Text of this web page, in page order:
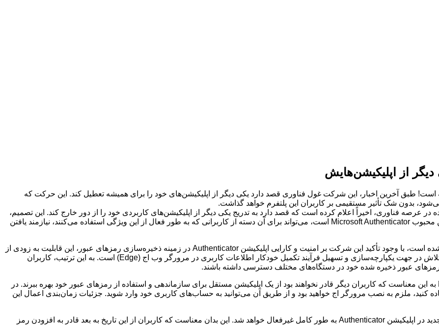
از اپلیکیشن‌هایش
طبق آخرین اخبار، این شرکت غول فناوری قصد دارد یکی دیگر از اپلیکیشن‌های خود را برای همیشه تعطیل کند. این حرکت که
بدون شک تأثیر مستقیمی بر کاربران این پلتفرم خواهد گذاشت.
فناوری، اخیراً اعلام کرده است که قصد دارد به تدریج یکی دیگر از اپلیکیشن‌های کاربردی خود را از دور خارج کند. این تصمیم،
که مربوط به توقف پشتیبانی از قابلیت مدیریت رمز عبور در اپلیکیشن محبوب Microsoft Authenticator است، می‌تواند برای آن دسته از کاربرانی که به طور فعال از این ویژگی استفاده می‌کنند، نیازمند یافتن
مطابق با اطلاعیه‌ای که از سوی واحد پشتیبانی مایکروسافت منتشر شده است، با وجود تأکید این شرکت بر امنیت و کارایی اپلیکیشن Authenticator در زمینه ذخیره‌سازی رمزهای عبور، این قابلیت به زودی از
این اپلیکیشن حذف خواهد شد. استدلال مایکروسافت برای این تغییر، تلاش در جهت یکپارچه‌سازی و تسهیل فرآیند تکمیل خودکار اطلاعات کاربری در مرورگر وب اج (Edge) است. به این ترتیب، کاربران
رمزهای عبور ذخیره شده خود در دستگاه‌های مختلف دسترسی داشته باشند.
حذف قابلیت مدیریت رمز عبور از اپلیکیشن Microsoft Authenticator به این معناست که کاربران دیگر قادر نخواهند بود از یک اپلیکیشن مستقل برای سازماندهی و استفاده از رمزهای عبور خود بهره ببرند. در
کنید، ملزم به نصب مرورگر اج خواهید بود و از طریق آن می‌توانید به حساب‌های کاربری خود وارد شوید. جزئیات زمان‌بندی اعمال این
از ژوئن ۲۰۲۵ (خرداد و تیر ۱۴۰۴): امکان ذخیره‌سازی رمزهای عبور جدید در اپلیکیشن Authenticator به طور کامل غیرفعال خواهد شد. این بدان معناست که کاربران از این تاریخ به بعد قادر به افزودن رمز